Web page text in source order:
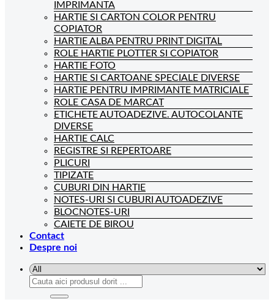
IMPRIMANTA
HARTIE SI CARTON COLOR PENTRU
COPIATOR
HARTIE ALBA PENTRU PRINT DIGITAL
ROLE HARTIE PLOTTER SI COPIATOR
HARTIE FOTO
HARTIE SI CARTOANE SPECIALE DIVERSE
HARTIE PENTRU IMPRIMANTE MATRICIALE
ROLE CASA DE MARCAT
ETICHETE AUTOADEZIVE. AUTOCOLANTE
DIVERSE
HARTIE CALC
REGISTRE SI REPERTOARE
PLICURI
TIPIZATE
CUBURI DIN HARTIE
NOTES-URI SI CUBURI AUTOADEZIVE
BLOCNOTES-URI
CAIETE DE BIROU
Contact
Despre noi
Caută